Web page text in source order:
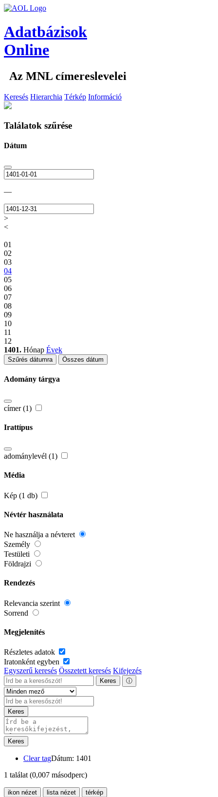
Adatbázisok
Online
Az MNL címereslevelei
Keresés Hierarchia Térkép Információ
Találatok szűrése
Dátum
—
>
<
01
02
03
04
05
06
07
08
09
10
11
12
1401. Hónap Évek
Szűrés dátumra Összes dátum
Adomány tárgya
címer (1)
Irattípus
adománylevél (1)
Média
Kép (1 db)
Névtér használata
Ne használja a névteret
Személy
Testületi
Földrajzi
Rendezés
Relevancia szerint
Sorrend
Megjelenítés
Részletes adatok
Iratonként egyben
Egyszerű keresés Összetett keresés Kifejezés
Keres ⓘ
Keres
Keres
Clear tagDátum: 1401
1 találat (0,007 másodperc)
ikon nézet lista nézet térkép